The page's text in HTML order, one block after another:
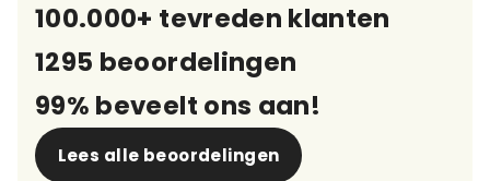
100.000+ tevreden klanten
1295 beoordelingen
99% beveelt ons aan!
Lees alle beoordelingen